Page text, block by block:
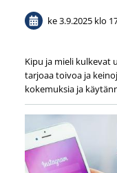
ke 3.9.2025 klo
Kipu ja mieli kulkevat
tarjoaa toivoa ja
kokemuksia ja